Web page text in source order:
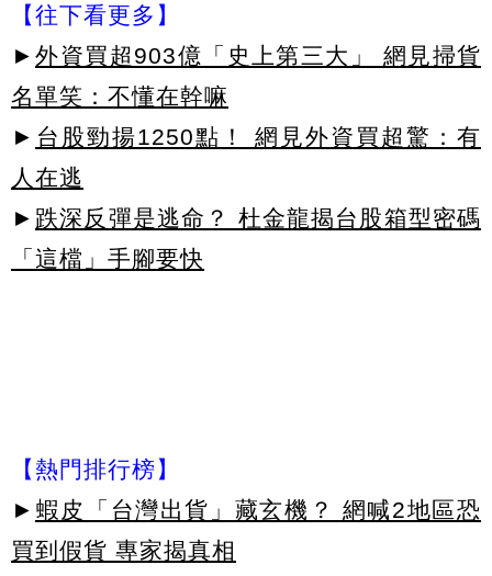
【往下看更多】
► 外資買超903億「史上第三大」 網見掃貨
名單笑：不懂在幹嘛
► 台股勁揚1250點！ 網見外資買超驚：有
人在逃
► 跌深反彈是逃命？ 杜金龍揭台股箱型密碼
「這檔」手腳要快
【熱門排行榜】
► 蝦皮「台灣出貨」藏玄機？ 網喊2地區恐
買到假貨 專家揭真相